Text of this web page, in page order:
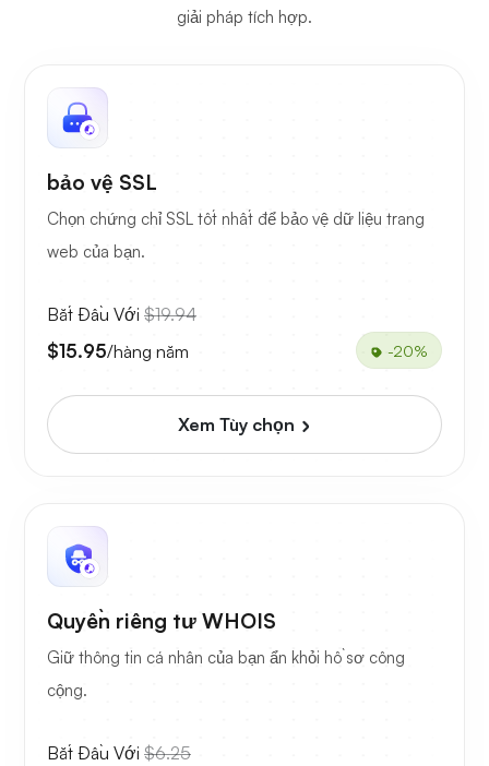
giải pháp tích hợp.
bảo vệ SSL
Chọn chứng chỉ SSL tốt nhất để bảo vệ dữ liệu trang
web của bạn.
Bắt Đầu Với $19.94
$15.95/hàng năm -20%
Xem Tùy chọn
Quyền riêng tư WHOIS
Giữ thông tin cá nhân của bạn ẩn khỏi hồ sơ công
cộng.
Bắt Đầu Với $6.25